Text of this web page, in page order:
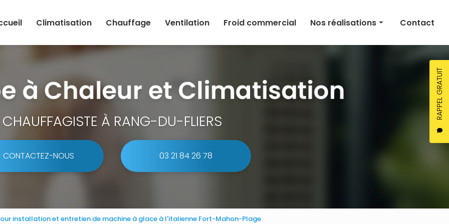
RAPPEL GRATUIT
Climatisation Chauffage Ventilation Froid commercial Nos réalisations
Climatisation
Ventilation
Contact
CHAUFFAGISTE À RANG-DU-FLIERS
CONTACTEZ-NOUS 03 21 84 26 78
installation et entretien de machine à glace à l'italienne Fort-Mahon-Plage